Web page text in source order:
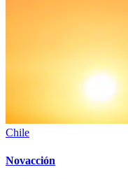
Chile
Novacción